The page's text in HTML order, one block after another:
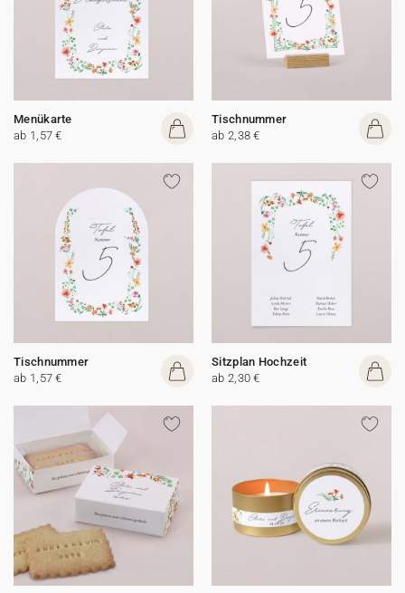
Menükarte
ab 1,57 €
Tischnummer
ab 2,38 €
Tischnummer
ab 1,57 €
Sitzplan Hochzeit
ab 2,30 €